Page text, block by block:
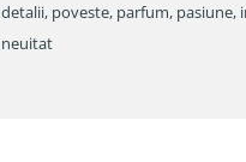
detalii, poveste, parfum, pasiune,
neuitat